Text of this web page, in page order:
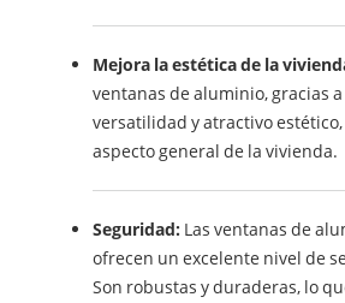
Mejora la estética de la
ventanas de aluminio, gracias a
versatilidad y atractivo
aspecto general de la vivienda.
Seguridad: Las ventanas de
ofrecen un excelente nivel de
Son robustas y duraderas, lo